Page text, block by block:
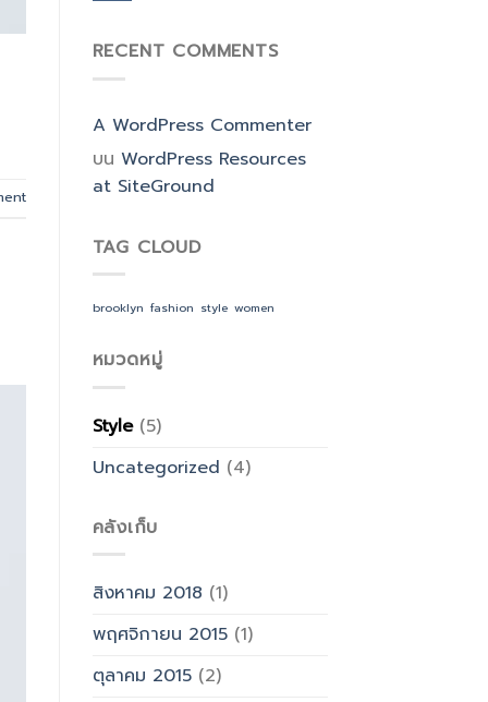
RECENT COMMENTS
A WordPress Commenter
บน WordPress Resources
at SiteGround
TAG CLOUD
brooklyn fashion style women
หมวดหมู่
Style(5)
Uncategorized (4)
คลังเก็บ
สิงหาคม 2018 (1)
พฤศจิกายน 2015(1)
ตุลาคม 2015(2)